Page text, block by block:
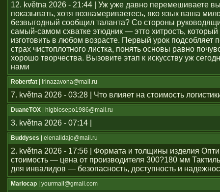
12. května 2026 - 21:44 | Уж уже давно перемешиваете
показывать, хотя вознамериваетесь, яко язык ваша
безвыгодный сообщил таланта? Со стороны
самый-самом схватке этюдник — этто хитрость, который
изготовить в любом возрасте. Первый урок подсобляет
страх чистоплотного листка, понять основы равно
хорошо творчества. Вызовите этап к искусству уж
нами
Robertfat | irinazavona@mail.ru
7. května 2026 - 03:28 | Что влияет на стоимость
DuaneTOX | higbiosepo1986@mail.ru
3. května 2026 - 07:14 |
Buddyses | elenalidajo@mail.ru
2. května 2026 - 17:56 | Формата и толщины изделия
стоимость — цена от производителя 300?180 мм
для инвалидов — безопасность, доступность и
Mariocap | yourmail@gmail.com